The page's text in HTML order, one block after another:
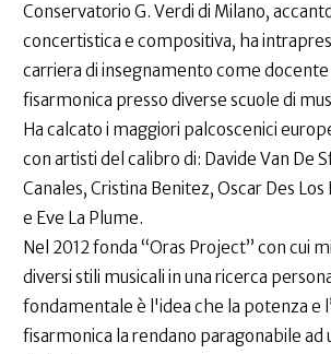
Conservatorio G. Verdi di Milano,
concertistica e compositiva, ha
carriera di insegnamento come
fisarmonica presso diverse scuole di
​Ha calcato i maggiori palcoscenici
con artisti del calibro di: Davide Van De
Canales, Cristina Benitez, Oscar Des Los
e Eve La Plume.
​Nel 2012 fonda “Oras Project” con cui
diversi stili musicali in una ricerca
fondamentale è l'idea che la potenza e
fisarmonica la rendano paragonabile ad